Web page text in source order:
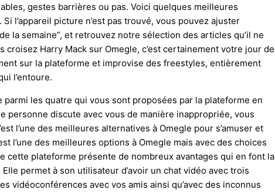
gestes barrières ou pas. Voici quelques meilleures
l’appareil picture n’est pas trouvé, vous pouvez ajuster
la semaine”, et retrouvez notre sélection des articles qu’il ne
Harry Mack sur Omegle, c’est certainement votre jour de
sur la plateforme et improvise des freestyles, entièrement
l’entoure.
les quatre qui vous sont proposées par la plateforme en
personne discute avec vous de manière inappropriée, vous
l’une des meilleures alternatives à Omegle pour s’amuser et
l’une des meilleures options à Omegle mais avec des choices
cette plateforme présente de nombreux avantages qui en font la
permet à son utilisateur d’avoir un chat vidéo avec trois
vidéoconférences avec vos amis ainsi qu’avec des inconnus